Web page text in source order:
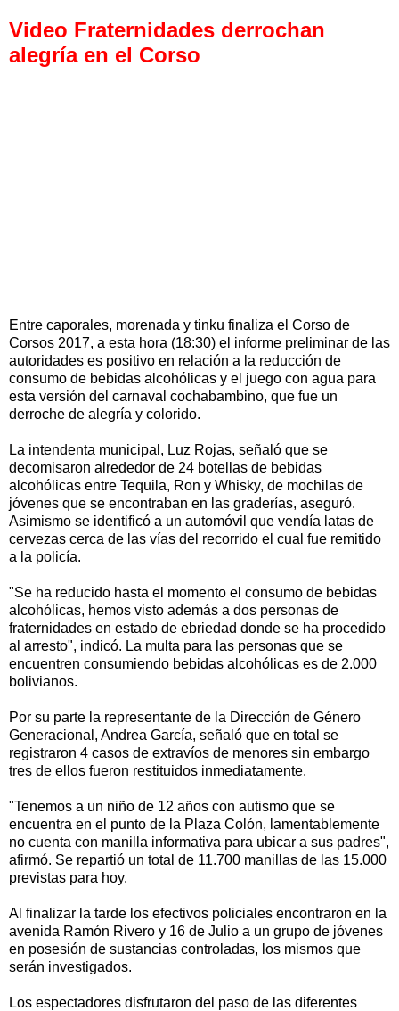
Video Fraternidades derrochan
alegría en el Corso
Entre caporales, morenada y tinku finaliza el Corso de
Corsos 2017, a esta hora (18:30) el informe preliminar de las
autoridades es positivo en relación a la reducción de
consumo de bebidas alcohólicas y el juego con agua para
esta versión del carnaval cochabambino, que fue un
derroche de alegría y colorido.
La intendenta municipal, Luz Rojas, señaló que se
decomisaron alrededor de 24 botellas de bebidas
alcohólicas entre Tequila, Ron y Whisky, de mochilas de
jóvenes que se encontraban en las graderías, aseguró.
Asimismo se identificó a un automóvil que vendía latas de
cervezas cerca de las vías del recorrido el cual fue remitido
a la policía.
"Se ha reducido hasta el momento el consumo de bebidas
alcohólicas, hemos visto además a dos personas de
fraternidades en estado de ebriedad donde se ha procedido
al arresto", indicó. La multa para las personas que se
encuentren consumiendo bebidas alcohólicas es de 2.000
bolivianos.
Por su parte la representante de la Dirección de Género
Generacional, Andrea García, señaló que en total se
registraron 4 casos de extravíos de menores sin embargo
tres de ellos fueron restituidos inmediatamente.
"Tenemos a un niño de 12 años con autismo que se
encuentra en el punto de la Plaza Colón, lamentablemente
no cuenta con manilla informativa para ubicar a sus padres",
afirmó. Se repartió un total de 11.700 manillas de las 15.000
previstas para hoy.
Al finalizar la tarde los efectivos policiales encontraron en la
avenida Ramón Rivero y 16 de Julio a un grupo de jóvenes
en posesión de sustancias controladas, los mismos que
serán investigados.
Los espectadores disfrutaron del paso de las diferentes